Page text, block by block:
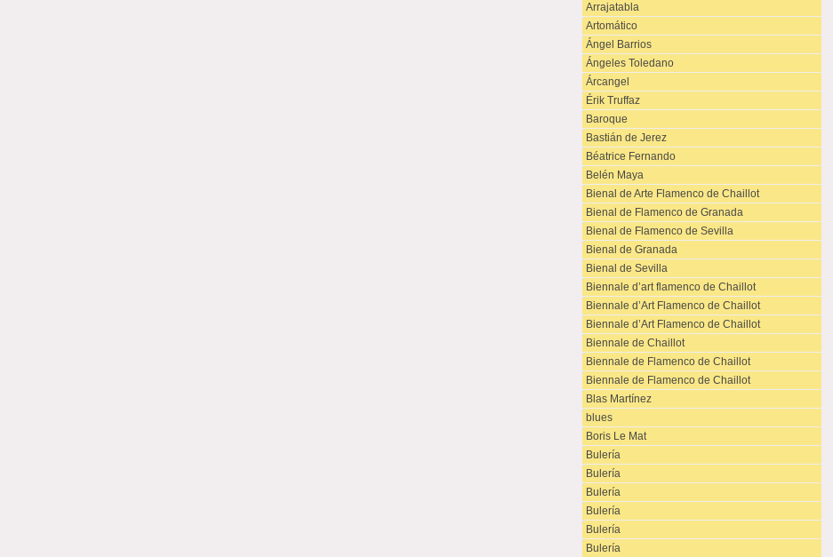
Arrajatabla
Artomático
Ángel Barrios
Ángeles Toledano
Árcangel
Érik Truffaz
Baroque
Bastián de Jerez
Béatrice Fernando
Belén Maya
Bienal de Arte Flamenco de Chaillot
Bienal de Flamenco de Granada
Bienal de Flamenco de Sevilla
Bienal de Granada
Bienal de Sevilla
Biennale d’art flamenco de Chaillot
Biennale d’Art Flamenco de Chaillot
Biennale d’Art Flamenco de Chaillot
Biennale de Chaillot
Biennale de Flamenco de Chaillot
Biennale de Flamenco de Chaillot
Blas Martínez
blues
Boris Le Mat
Bulería
Bulería
Bulería
Bulería
Bulería
Bulería